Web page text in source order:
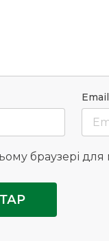
Email
браузері